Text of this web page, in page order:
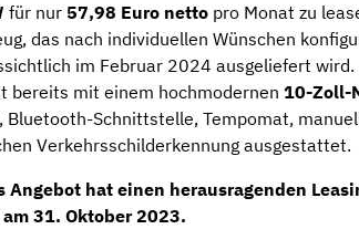
für nur 57,98 Euro netto pro Monat zu
das nach individuellen Wünschen
im Februar 2024 ausgeliefert wird.
bereits mit einem hochmodernen 10-Zoll-
, Bluetooth-Schnittstelle, Tempomat,
Verkehrsschilderkennung ausgestattet.
Angebot hat einen herausragenden
31. Oktober 2023.